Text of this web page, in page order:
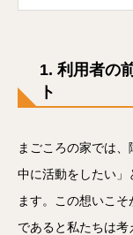
1. 利用者の
ト
まごころの家では
中に活動をしたい
ます。この想いこ
であると私たちは考